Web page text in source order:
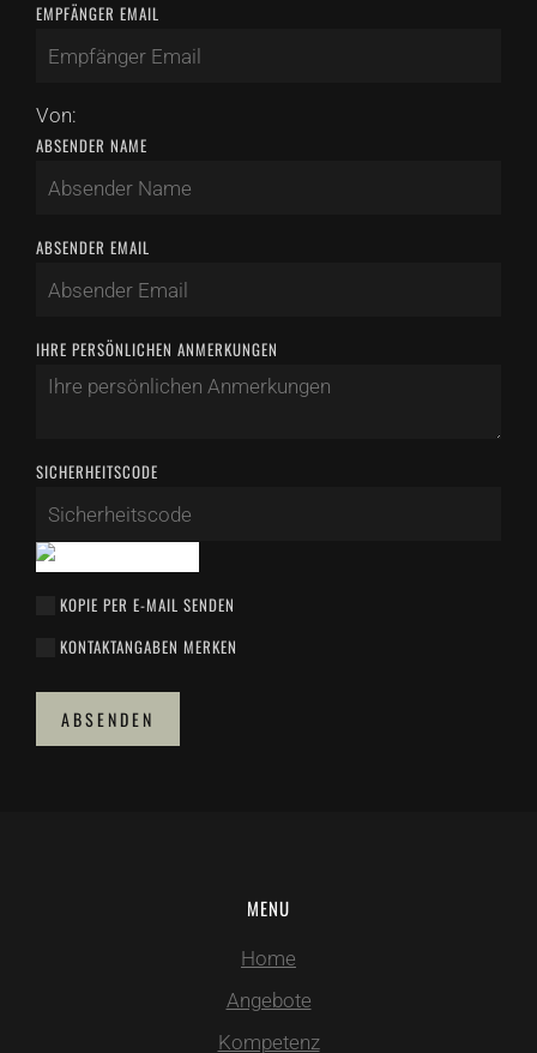
EMPFÄNGER EMAIL
Von:
ABSENDER NAME
ABSENDER EMAIL
IHRE PERSÖNLICHEN ANMERKUNGEN
SICHERHEITSCODE
KOPIE PER E-MAIL SENDEN
KONTAKTANGABEN MERKEN
ABSENDEN
MENU
Home
Angebote
Kompetenz